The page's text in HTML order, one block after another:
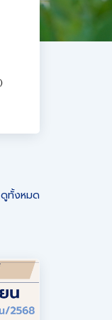
ดูทั้งหมด